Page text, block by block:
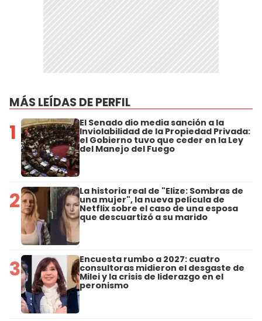
MÁS LEÍDAS DE PERFIL
1 El Senado dio media sanción a la
Inviolabilidad de la Propiedad Privada:
el Gobierno tuvo que ceder en la Ley
del Manejo del Fuego
2 La historia real de "Elize: Sombras de
una mujer", la nueva película de
Netflix sobre el caso de una esposa
que descuartizó a su marido
3 Encuesta rumbo a 2027: cuatro
consultoras midieron el desgaste de
Milei y la crisis de liderazgo en el
peronismo